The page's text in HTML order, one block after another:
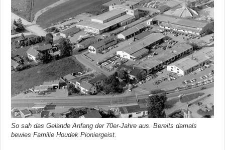
So sah das Gelände Anfang der 70er-Jahre aus. Bereits damals
bewies Familie Houdek Pioniergeist.